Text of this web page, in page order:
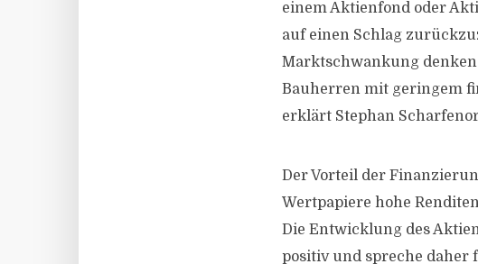
einem Aktienfond oder
auf einen Schlag
Marktschwankung
Bauherren mit geringem
erklärt Stephan
Der Vorteil der
Wertpapiere hohe
Die Entwicklung des
positiv und spreche daher